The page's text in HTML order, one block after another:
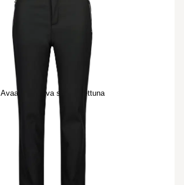
Avaa tuotekuva suurennettuna